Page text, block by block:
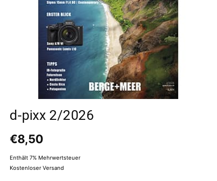
d-pixx 2/2026
€8,50
Enthält 7% Mehrwertsteuer
Kostenloser Versand